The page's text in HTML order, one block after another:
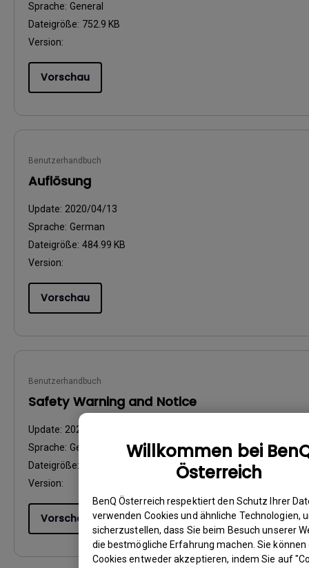
Willkommen bei
Österreich
BenQ Österreich respektiert den Schutz Ihrer
verwenden Cookies und ähnliche Technologien,
sicherzustellen, dass Sie beim Besuch unserer
die bestmögliche Erfahrung machen. Sie können
Cookies entweder akzeptieren, indem Sie auf
Sprache: General
Dateigröße: 752.9 KB
Version:
Vorschau
Benutzerhandbuch
Auflösung
Update: 2020/04/13
Sprache: German
Dateigröße: 484.99 KB
Version:
Vorschau
Benutzerhandbuch
Safety Warning and Notice
Update: 2021/01/06
Sprache: German
Dateigröße:
Version:
Vorschau